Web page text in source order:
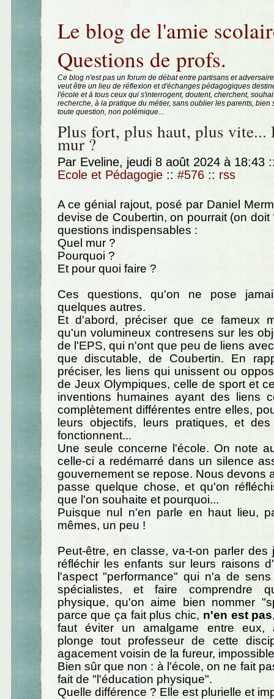
Le blog de l'amie
Questions de profs.
Ce blog n'est pas un forum de débat entre partisans et
veut être un lieu de réflexion et d'échanges pédagogiques
l'école et à tous ceux qui s'interrogent, doutent, cherchent,
recherche, à la pratique du métier, sans oublier les parents, bien
toute question, non polémique...
Plus fort, plus haut, plus vite...
mur ?
Par Eveline, jeudi 8 août 2024 à 18:43
Ecole et Pédagogie :: #576 :: rss
A ce génial rajout, posé par Daniel
devise de Coubertin, on pourrait (on doit
questions indispensables :
Quel mur ?
Pourquoi ?
Et pour quoi faire ?
Ces questions, qu'on ne pose
quelques autres.
Et d'abord, préciser que ce fameux
qu'un volumineux contresens sur les
de l'EPS, qui n'ont que peu de liens
que discutable, de Coubertin. En
préciser, les liens qui unissent ou
de Jeux Olympiques, celle de sport et
inventions humaines ayant des liens
complètement différentes entre elles,
leurs objectifs, leurs pratiques, et
fonctionnent...
Une seule concerne l'école. On note
celle-ci a redémarré dans un silence
gouvernement se repose. Nous devons
passe quelque chose, et qu'on
que l'on souhaite et pourquoi...
Puisque nul n'en parle en haut lieu,
mêmes, un peu !
Peut-être, en classe, va-t-on parler des
réfléchir les enfants sur leurs raisons
l'aspect "performance" qui n'a de
spécialistes, et faire comprendre
physique, qu'on aime bien nommer
parce que ça fait plus chic, n'en est pas
faut éviter un amalgame entre eux,
plonge tout professeur de cette
agacement voisin de la fureur,
Bien sûr que non : à l'école, on ne fait
fait de "l'éducation physique".
Quelle différence ? Elle est plurielle et